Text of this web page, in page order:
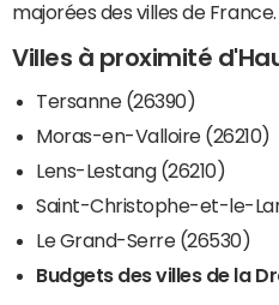
majorées des villes de France.
Villes à proximité
Tersanne (26390)
Moras-en-Valloire (26210)
Lens-Lestang (26210)
Saint-Christophe-et-le-
Le Grand-Serre (26530)
Budgets des villes de la